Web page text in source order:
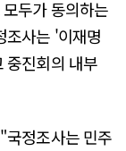
두가 동의하는
조사는 '이재명
중진회의 내부
국정조사는 민주